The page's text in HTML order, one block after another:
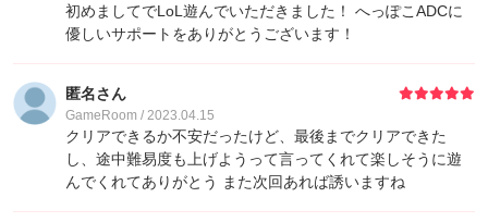
初めましてでLoL遊んでいただきました！ へっぽこADCに
優しいサポートをありがとうございます！
匿名さん
GameRoom / 2023.04.15
クリアできるか不安だったけど、最後までクリアできた
し、途中難易度も上げようって言ってくれて楽しそうに遊
んでくれてありがとう また次回あれば誘いますね